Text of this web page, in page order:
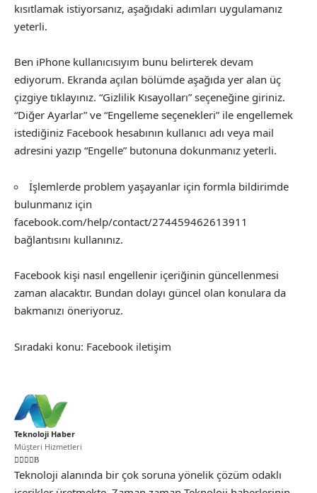
kısıtlamak istiyorsanız, aşağıdaki adımları uygulamanız
yeterli.
Ben iPhone kullanıcısıyım bunu belirterek devam
ediyorum. Ekranda açılan bölümde aşağıda yer alan üç
çizgiye tıklayınız. “Gizlilik Kısayolları” seçeneğine giriniz.
“Diğer Ayarlar” ve “Engelleme seçenekleri” ile engellemek
istediğiniz Facebook hesabının kullanıcı adı veya mail
adresini yazıp “Engelle” butonuna dokunmanız yeterli.
İşlemlerde problem yaşayanlar için formla bildirimde
bulunmanız için
facebook.com/help/contact/274459462613911
bağlantısını kullanınız.
Facebook kişi nasıl engellenir içeriğinin güncellenmesi
zaman alacaktır. Bundan dolayı güncel olan konulara da
bakmanızı öneriyoruz.
Sıradaki konu: Facebook iletişim
Teknoloji Haber
Müşteri Hizmetleri
Teknoloji alanında bir çok soruna yönelik çözüm odaklı